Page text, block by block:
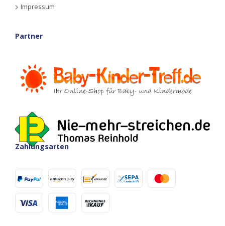
Impressum
Partner
Zahlungsarten